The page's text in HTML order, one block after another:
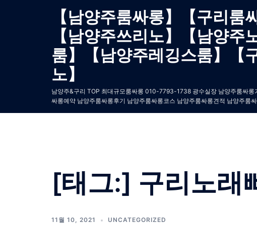
【남양주룸싸롱】【구리룸
【남양주쓰리노】【남양
룸】【남양주레깅스룸】【
노】
남양주&구리 TOP 최대규모룸싸롱 010-7793-1738 광수실장 남양주룸싸
싸롱예약 남양주룸싸롱후기 남양주룸싸롱코스 남양주룸싸롱견적 남양주룸
[태그:] 구리노래
11월 10, 2021 UNCATEGORIZED